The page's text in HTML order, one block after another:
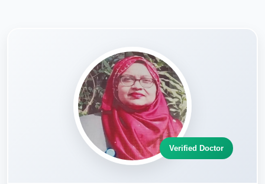
Verified Doctor